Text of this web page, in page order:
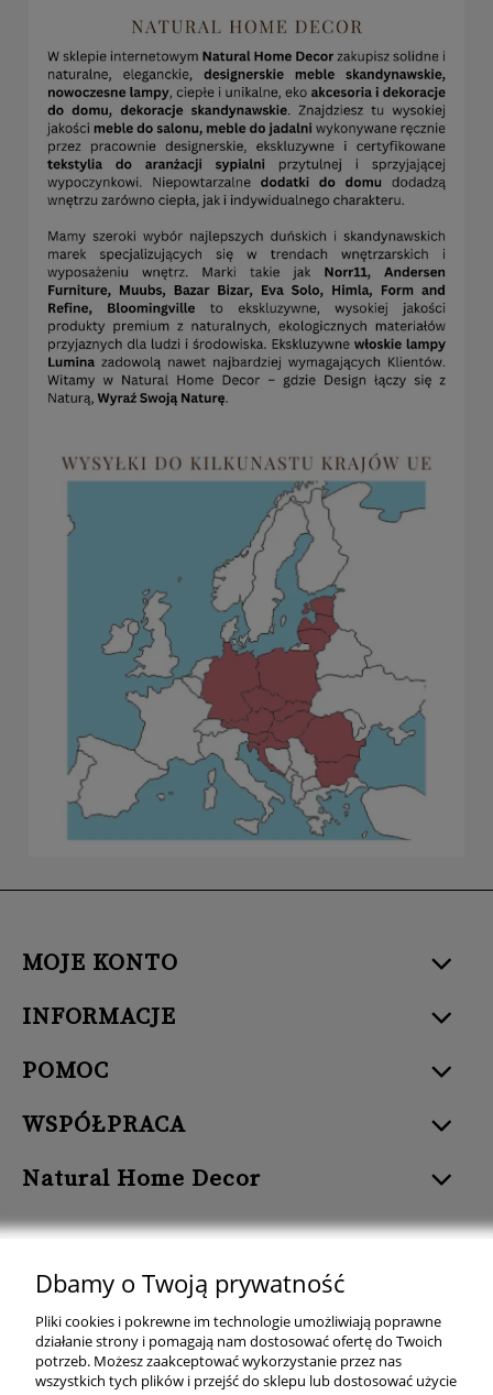
MOJE KONTO
INFORMACJE
POMOC
WSPÓŁPRACA
Natural Home Decor
Natural Home Decor | E-mail: sklep at naturalhomedecor.pl | Tel.:
507 707 299 | NIP: 7971800592 | REGON: 381429127
Copyright © 2026 - Naturalhomedecor.pl
Dbamy o Twoją prywatność
Pliki cookies i pokrewne im technologie umożliwiają poprawne
działanie strony i pomagają nam dostosować ofertę do Twoich
potrzeb. Możesz zaakceptować wykorzystanie przez nas
wszystkich tych plików i przejść do sklepu lub dostosować użycie